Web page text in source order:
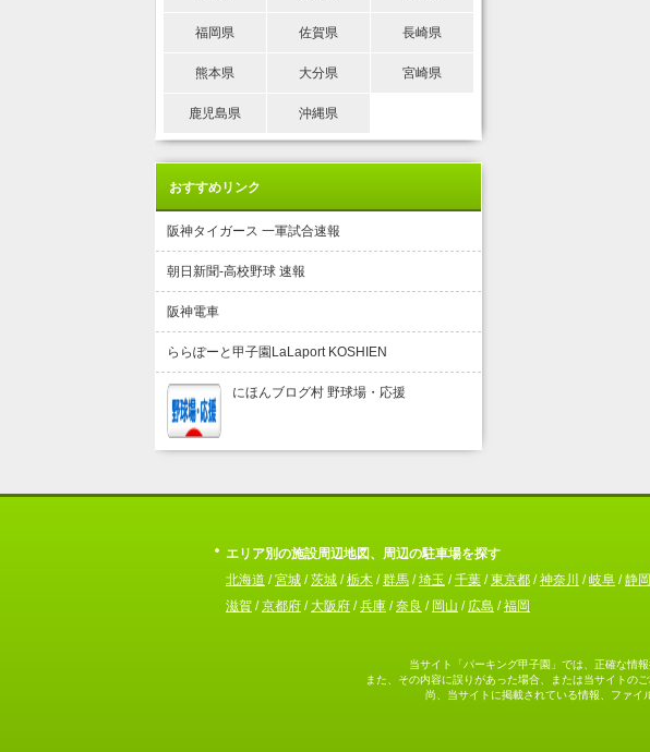
福岡県 佐賀県 長崎県
熊本県 大分県 宮崎県
鹿児島県 沖縄県
おすすめリンク
阪神タイガース 一軍試合速報
朝日新聞-高校野球 速報
阪神電車
ららぽーと甲子園LaLaport KOSHIEN
にほんブログ村 野球場・応援
エリア別の施設周辺地図、周辺の駐車場を探す
北海道 /宮城 /茨城 /栃木 /群馬 /埼玉 /千葉 /東京都 /神奈川 /岐阜 /静岡
滋賀 /京都府 /大阪府 /兵庫 /奈良 / 岡山 / 広島 /福岡
当サイト「パーキング甲子園」では、正確な情
また、その内容に誤りがあった場合、または当サイトの
尚、当サイトに掲載されている情報、ファイ